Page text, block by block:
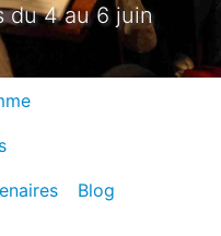
du 4 au 6 juin
Blog